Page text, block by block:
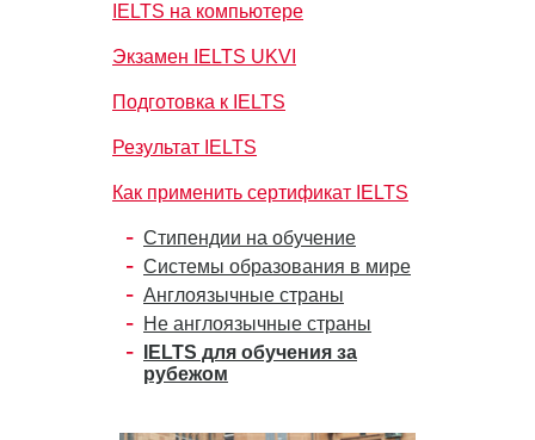
IELTS на компьютере
Экзамен IELTS UKVI
Подготовка к IELTS
Результат IELTS
Как применить сертификат IELTS
Стипендии на обучение
Системы образования в мире
Англоязычные страны
Не англоязычные страны
IELTS для обучения за
рубежом